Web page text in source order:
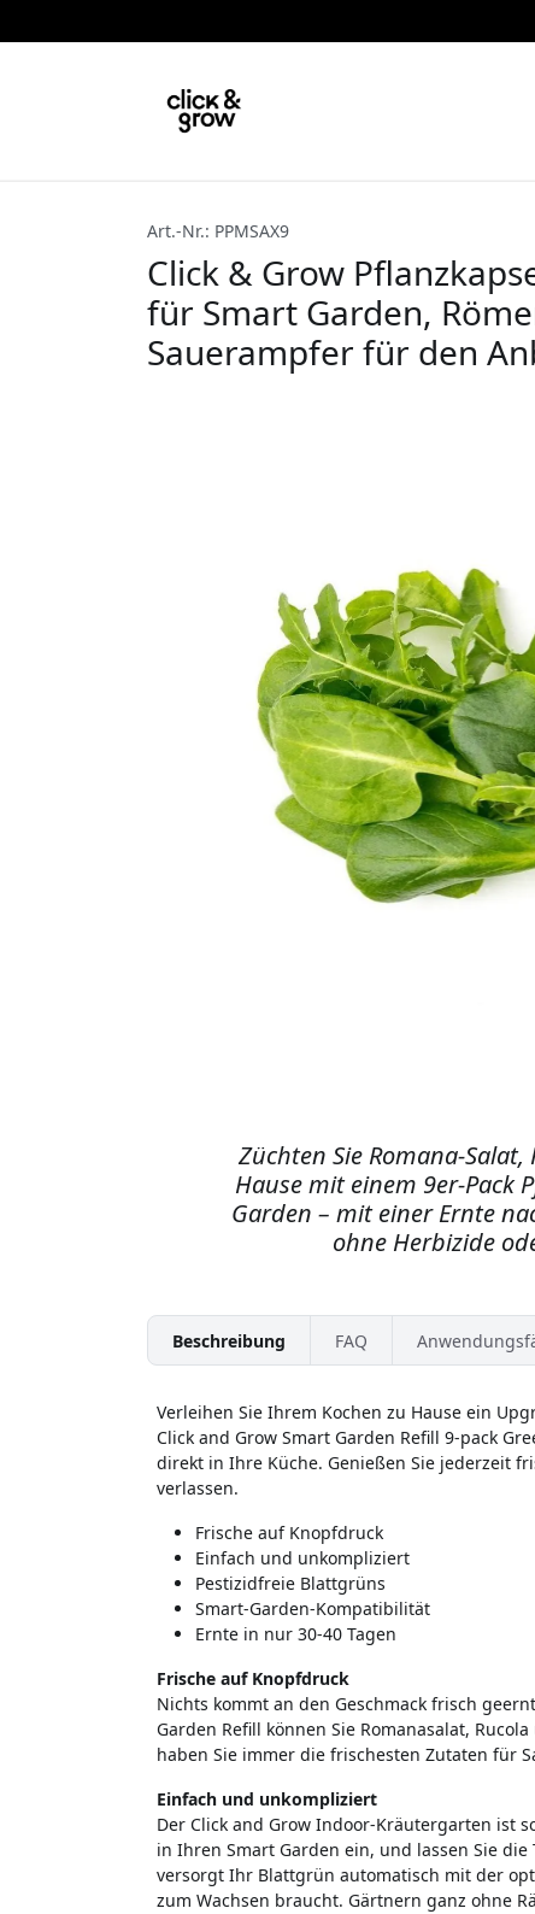
Art.-Nr.: PPMSAX9
Click & Grow
für Smart Garden,
Sauerampfer für den
Züchten Sie Romana-
Hause mit einem 9er-Pack
Garden – mit einer Ernte
ohne Herbizide
Beschreibung FAQ
Verleihen Sie Ihrem Kochen zu Hause ein
Click and Grow Smart Garden Refill 9-pack
direkt in Ihre Küche. Genießen Sie jederzeit
verlassen.
Frische auf Knopfdruck
Einfach und unkompliziert
Pestizidfreie Blattgrüns
Smart-Garden-Kompatibilität
Ernte in nur 30-40 Tagen
Frische auf Knopfdruck
Nichts kommt an den Geschmack frisch
Garden Refill können Sie Romanasalat,
haben Sie immer die frischesten Zutaten für
Einfach und unkompliziert
Der Click and Grow Indoor-Kräutergarten ist
in Ihren Smart Garden ein, und lassen Sie
versorgt Ihr Blattgrün automatisch mit der
zum Wachsen braucht. Gärtnern ganz ohne